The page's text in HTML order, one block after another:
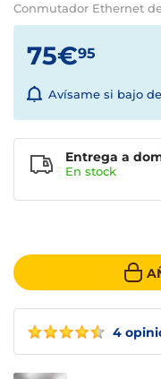
Conmutador Ethernet
4
75€95
Avísame si bajo
Entrega a
En stock